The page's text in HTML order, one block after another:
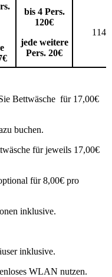
bis 4 Pers.
120€
jede weitere
Pers. 20€
114€
Bettwäsche für 17,00€
buchen.
für jeweils 17,00€
für 8,00€ pro
inklusive.
inklusive.
WLAN nutzen.